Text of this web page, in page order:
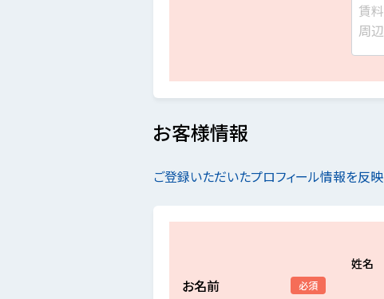
お客様情報
ご登録いただいたプロフィール情報を反映
お名前 必須
姓名